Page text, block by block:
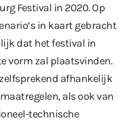
Festival in 2020. Op
in kaart gebracht
dat het festival in
vorm zal plaatsvinden.
afhankelijk
als ook van
technische